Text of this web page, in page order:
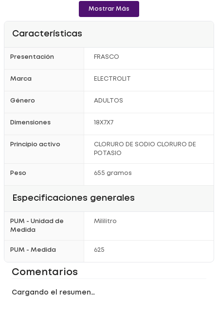
Mostrar Más
Características
Presentación FRASCO
Marca ELECTROLIT
Género ADULTOS
Dimensiones 18X7X7
Principio activo
CLORURO DE SODIO CLORURO DE
POTASIO
Peso 655 gramos
Especificaciones generales
PUM - Unidad de
Medida
Mililitro
PUM - Medida 625
Comentarios
Cargando el resumen…